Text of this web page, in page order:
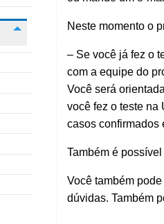
Neste momento o
– Se você já fez o
com a equipe do
Você será
você fez o teste na
casos confirmados
Também é
Você também
dúvidas. Também